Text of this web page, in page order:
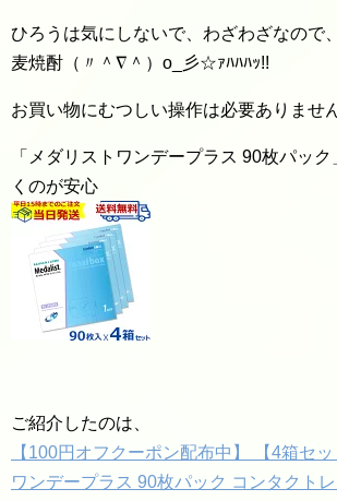
ひろうは気にしないで、わざわざなので、
麦焼酎（〃＾∇＾）o_彡☆ｧﾊﾊﾊｯ!!
お買い物にむつしい操作は必要ありません
「メダリストワンデープラス 90枚パッ
くのが安心
ご紹介したのは、
【100円オフクーポン配布中】 【4箱セ
ワンデープラス 90枚パック コンタクト